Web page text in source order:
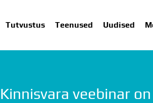
Tutvustus Teenused Uudised
TEENUSEDUUDISED
veebinar